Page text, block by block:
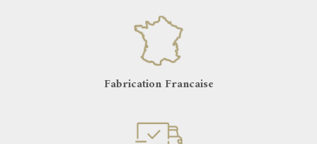
Fabrication Francaise